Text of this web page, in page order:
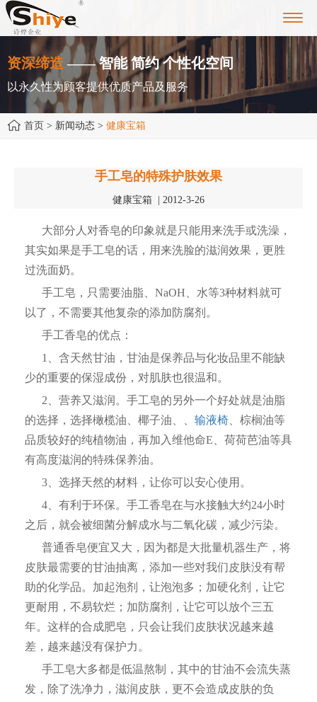
资深缔造 —— 智能 简约 个性化空间
以永久性为顾客提供优质产品及服务
首页 > 新闻动态 > 健康宝箱
手工皂的特殊护肤效果
健康宝箱 | 2012-3-26
大部分人对香皂的印象就是只能用来洗手或洗澡，
其实如果是手工皂的话，用来洗脸的滋润效果，更胜
过洗面奶。
手工皂，只需要油脂、NaOH、水等3种材料就可
以了，不需要其他复杂的添加防腐剂。
手工香皂的优点：
1、含天然甘油，甘油是保养品与化妆品里不能缺
少的重要的保湿成份，对肌肤也很温和。
2、营养又滋润。手工皂的另外一个好处就是油脂
的选择，选择橄榄油、椰子油、、 输液椅 、棕榈油等
品质较好的纯植物油，再加入维他命E、荷荷芭油等具
有高度滋润的特殊保养油。
3、选择天然的材料，让你可以安心使用。
4、有利于环保。手工香皂在与水接触大约24小时
之后，就会被细菌分解成水与二氧化碳，减少污染。
普通香皂便宜又大，因为都是大批量机器生产，将
皮肤最需要的甘油抽离，添加一些对我们皮肤没有帮
助的化学品。加起泡剂，让泡泡多；加硬化剂，让它
更耐用，不易软烂；加防腐剂，让它可以放个三五
年。这样的合成肥皂，只会让我们皮肤状况越来越
差，越来越没有保护力。
手工皂大多都是低温熬制，其中的甘油不会流失蒸
发，除了洗净力，滋润皮肤，更不会造成皮肤的负